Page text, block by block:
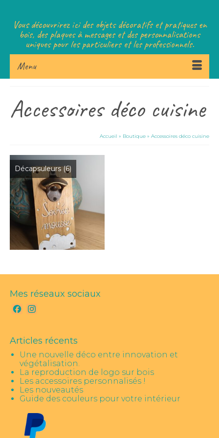
Vous découvrirez ici des objets décoratifs et pratiques en
bois, des plaques à messages et des personnalisations
uniques pour les particuliers et les professionnels.
Menu
Accessoires déco cuisine
Accueil » Boutique » Accessoires déco cuisine
Décapsuleurs(6)
Mes réseaux sociaux
Facebook
Articles récents
Une nouvelle déco entre innovation et
végétalisation.
La reproduction de logo sur bois
Les accessoires personnalisés !
Les nouveautés
Guide des couleurs pour votre intérieur